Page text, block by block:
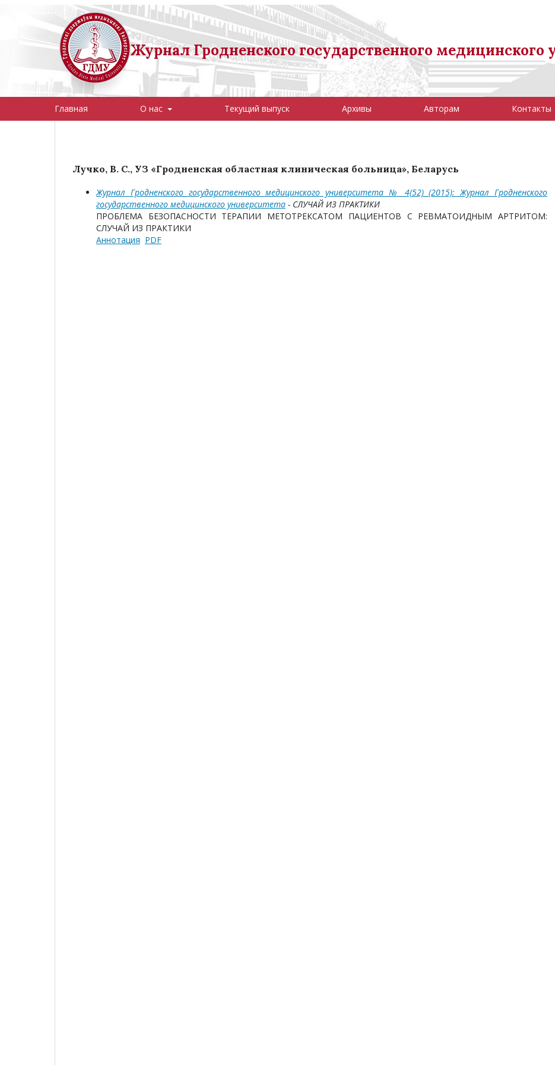
Журнал Гродненского государственного медицинского
Главная О нас Текущий выпуск Архивы Авторам Контакты
Лучко, В. С., УЗ «Гродненская областная клиническая больница», Беларусь
Журнал Гродненского государственного медицинского университета № 4(52) (2015): Журнал Гродненского
государственного медицинского университета - СЛУЧАЙ ИЗ ПРАКТИКИ
ПРОБЛЕМА БЕЗОПАСНОСТИ ТЕРАПИИ МЕТОТРЕКСАТОМ ПАЦИЕНТОВ С РЕВМАТОИДНЫМ АРТРИТОМ:
СЛУЧАЙ ИЗ ПРАКТИКИ
Аннотация PDF